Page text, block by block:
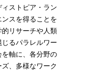
ストピア・ラン
スを得ることを
リサーチや人類
るパラレルワー
軸に、各分野の
、多様なワーク